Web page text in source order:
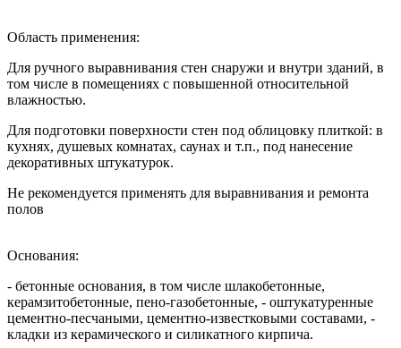
Область применения:
Для ручного выравнивания стен снаружи и внутри зданий, в
том числе в помещениях с повышенной относительной
влажностью.
Для подготовки поверхности стен под облицовку плиткой: в
кухнях, душевых комнатах, саунах и т.п., под нанесение
декоративных штукатурок.
Не рекомендуется применять для выравнивания и ремонта
полов
Основания:
- бетонные основания, в том числе шлакобетонные,
керамзитобетонные, пено-газобетонные, - оштукатуренные
цементно-песчаными, цементно-известковыми составами, -
кладки из керамического и силикатного кирпича.